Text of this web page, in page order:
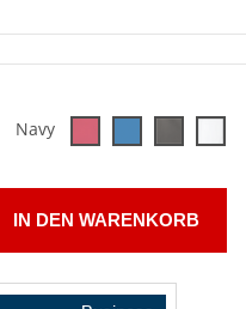
Navy
IN DEN WARENKORB